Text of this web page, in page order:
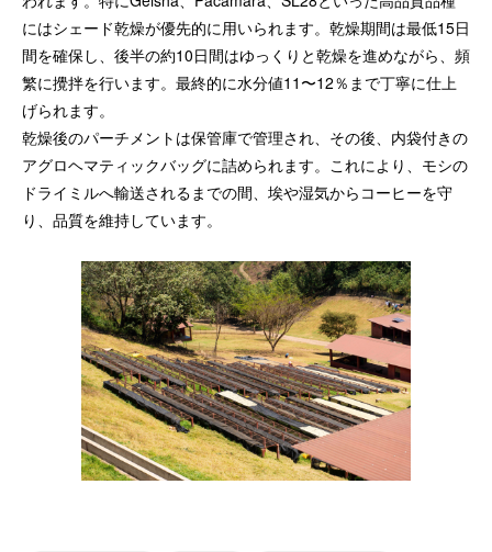
にはシェード乾燥が優先的に用いられます。乾燥期間は最低15日
間を確保し、後半の約10日間はゆっくりと乾燥を進めながら、頻
繁に攪拌を行います。最終的に水分値11〜12％まで丁寧に仕上
げられます。
乾燥後のパーチメントは保管庫で管理され、その後、内袋付きの
アグロヘマティックバッグに詰められます。これにより、モシの
ドライミルへ輸送されるまでの間、埃や湿気からコーヒーを守
り、品質を維持しています。